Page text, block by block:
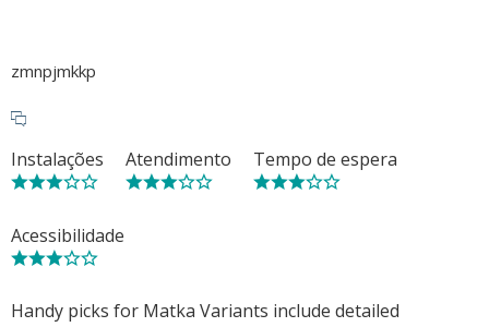
zmnpjmkkp
Instalações Atendimento Tempo de espera
Acessibilidade
Handy picks for Matka Variants include detailed